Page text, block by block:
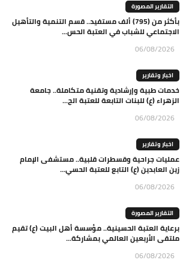
التقارير المصورة
بأكثر من (795) ألف مستفيد.. قسم التنمية والتأهيل
الاجتماعي للشباب في العتبة الحس...
06/08/2026
اخبار وتقارير
خدمات طبية وإرشادية وتقنية متكاملة.. جامعة
الزهراء (ع) للبنات التابعة للعتبة الح...
06/08/2026
اخبار وتقارير
عمليات جراحية وقسطرات قلبية.. مستشفى الإمام
زين العابدين (ع) التابع للعتبة الحسي...
06/08/2026
التقارير المصورة
برعاية العتبة الحسينية.. مؤسسة أهل البيت (ع) تقيم
ملتقى الأربعين العالمي بمشاركة...
06/08/2026